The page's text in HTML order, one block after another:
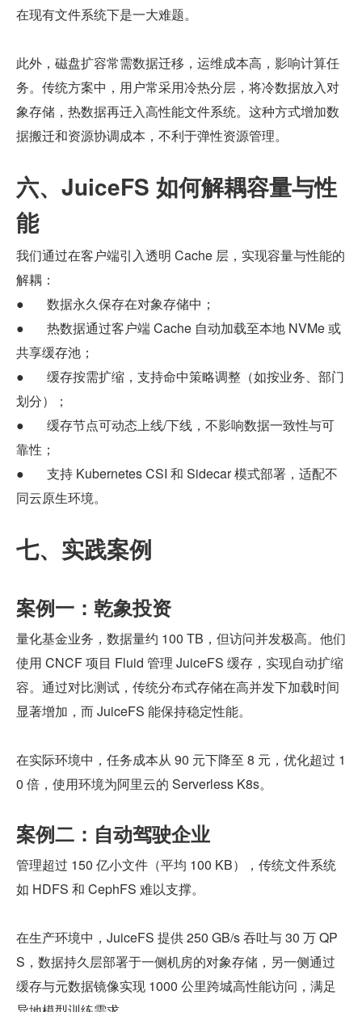
在现有文件系统下是一大难题。
此外，磁盘扩容常需数据迁移，运维成本高，影响计算任
务。传统方案中，用户常采用冷热分层，将冷数据放入对
象存储，热数据再迁入高性能文件系统。这种方式增加数
据搬迁和资源协调成本，不利于弹性资源管理。
六、JuiceFS 如何解耦容量与性
能
我们通过在客户端引入透明 Cache 层，实现容量与性能的
解耦：
●       数据永久保存在对象存储中；
●       热数据通过客户端 Cache 自动加载至本地 NVMe 或
共享缓存池；
●       缓存按需扩缩，支持命中策略调整（如按业务、部门
划分）；
●       缓存节点可动态上线/下线，不影响数据一致性与可
靠性；
●       支持 Kubernetes CSI 和 Sidecar 模式部署，适配不
同云原生环境。
七、实践案例
案例一：乾象投资
量化基金业务，数据量约 100 TB，但访问并发极高。他们
使用 CNCF 项目 Fluid 管理 JuiceFS 缓存，实现自动扩缩
容。通过对比测试，传统分布式存储在高并发下加载时间
显著增加，而 JuiceFS 能保持稳定性能。
在实际环境中，任务成本从 90 元下降至 8 元，优化超过 1
0 倍，使用环境为阿里云的 Serverless K8s。
案例二：自动驾驶企业
管理超过 150 亿小文件（平均 100 KB），传统文件系统
如 HDFS 和 CephFS 难以支撑。
在生产环境中，JuiceFS 提供 250 GB/s 吞吐与 30 万 QP
S，数据持久层部署于一侧机房的对象存储，另一侧通过
缓存与元数据镜像实现 1000 公里跨城高性能访问，满足